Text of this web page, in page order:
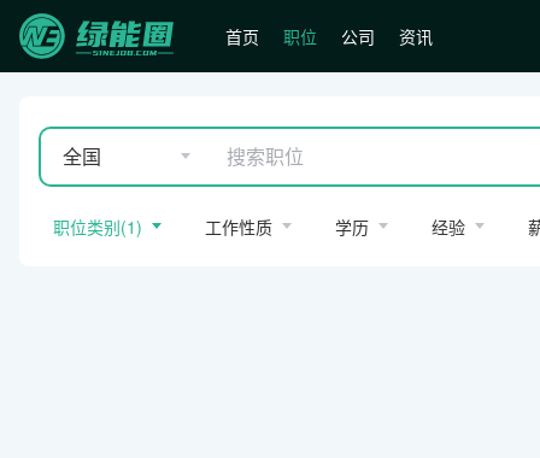
首页 职位 公司 资讯
全国
职位类别(1) 工作性质 学历 经验